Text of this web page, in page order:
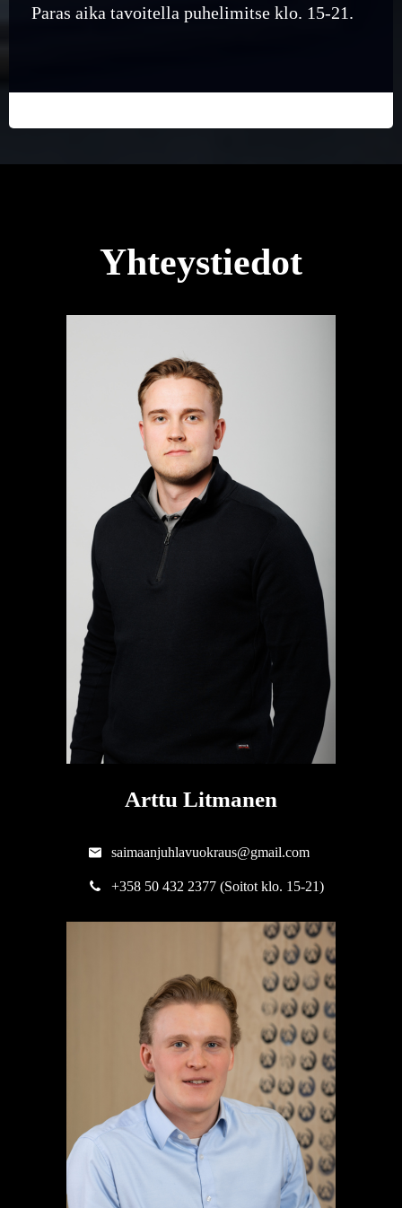
Paras aika tavoitella puhelimitse klo. 15-21.
Yhteystiedot
Arttu Litmanen
saimaanjuhlavuokraus@gmail.com
+358 50 432 2377 (Soitot klo. 15-21)